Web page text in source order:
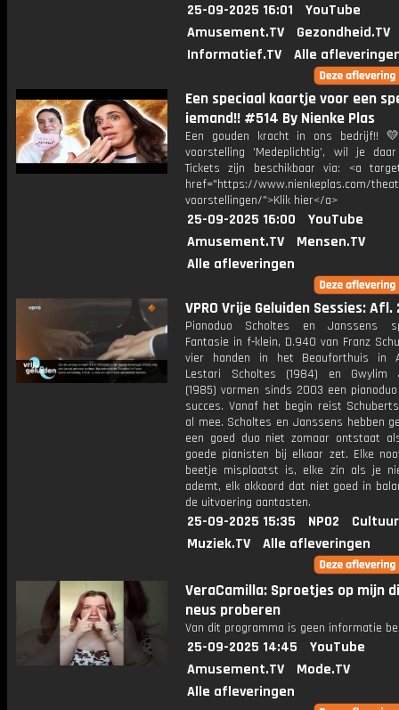
25-09-2025 16:01
YouTube
Amusement.TV
Gezondheid.TV
Informatief.TV
Alle
Een speciaal kaartje voor een
iemand!! #514 By Nienke Plas
Een gouden kracht in ons bedrijf!!
voorstelling 'Medeplichtig', wil je
Tickets zijn beschikbaar via: <a
href="https://www.nienkeplas.com/
voorstellingen/">Klik hier</a>
25-09-2025 16:00
YouTube
Amusement.TV
Mensen.TV
Alle afleveringen
VPRO Vrije Geluiden Sessies: Afl.
Pianoduo Scholtes en Janssens
Fantasie in f-klein, D.940 van Franz
vier handen in het Beauforthuis in
Lestari Scholtes (1984) en Gwylim
(1985) vormen sinds 2003 een
succes. Vanaf het begin reist
al mee. Scholtes en Janssens hebben
een goed duo niet zomaar ontstaat
goede pianisten bij elkaar zet. Elke
beetje misplaatst is, elke zin als je
ademt, elk akkoord dat niet goed in
de uitvoering aantasten.
25-09-2025 15:35 NPO2
Muziek.TV
Alle afleveringen
VeraCamilla: Sproetjes op mijn
neus proberen
Van dit programma is geen informatie
25-09-2025 14:45
YouTube
Amusement.TV
Mode.TV
Alle afleveringen